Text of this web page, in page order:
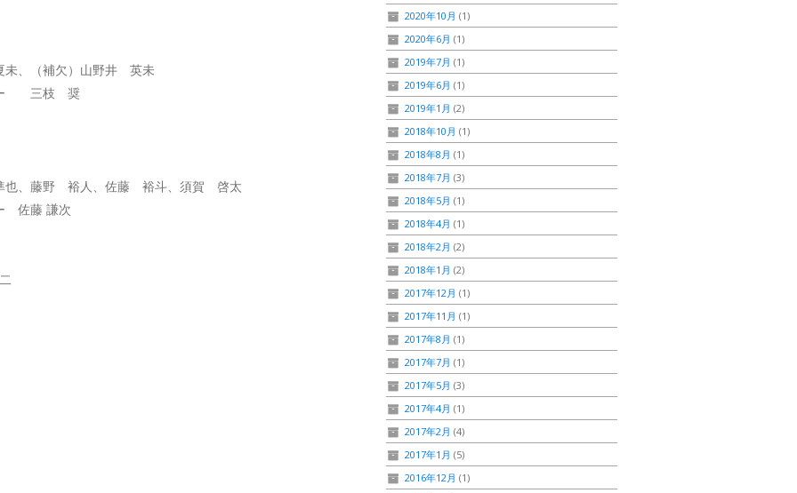
補欠）山野井 英未
三枝 奨
野 裕人、佐藤 裕斗、須賀 啓太
藤 謙次
2020年10月 (1)
2020年6月 (1)
2019年7月 (1)
2019年6月 (1)
2019年1月 (2)
2018年10月 (1)
2018年8月 (1)
2018年7月 (3)
2018年5月 (1)
2018年4月 (1)
2018年2月 (2)
2018年1月 (2)
2017年12月 (1)
2017年11月 (1)
2017年8月 (1)
2017年7月 (1)
2017年5月 (3)
2017年4月 (1)
2017年2月 (4)
2017年1月 (5)
2016年12月 (1)